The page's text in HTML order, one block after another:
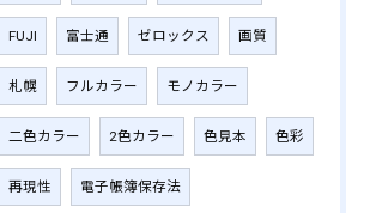
FUJI 富士通 ゼロックス 画質
札幌 フルカラー モノカラー
二色カラー 2色カラー 色見本 色彩
再現性 電子帳簿保存法